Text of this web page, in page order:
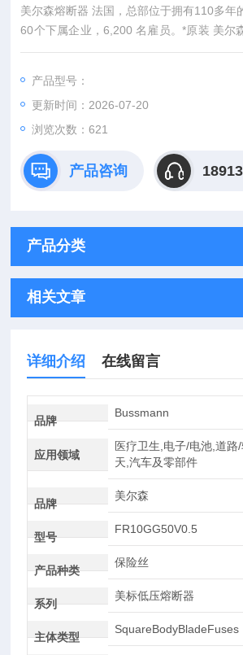
美尔森熔断器 法国，总部位于拥有110多年
60个下属企业，6,200 名雇员。*原装 美尔
号全全新
产品型号：
更新时间：2026-07-20
浏览次数：621
产品咨询
产品分类
相关文章
详细介绍 在线留言
品牌
Bussmann
应用领域
医疗卫生,电子/电池,道路
天,汽车及零部件
品牌
美尔森
型号
FR10GG50V0.5
产品种类
保险丝
系列
美标低压熔断器
主体类型
SquareBodyBladeFuses